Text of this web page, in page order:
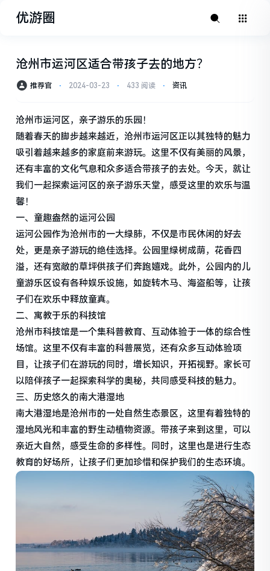
优游圈
沧州市运河区适合带孩子去的地方？
推荐官 ⋅ 2024-03-23 ⋅ 433 阅读 ⋅ 资讯
沧州市运河区，亲子游乐的乐园！
随着春天的脚步越来越近，沧州市运河区正以其独特的魅力
吸引着越来越多的家庭前来游玩。这里不仅有美丽的风景，
还有丰富的文化气息和众多适合带孩子的去处。今天，就让
我们一起探索运河区的亲子游乐天堂，感受这里的欢乐与温
馨！
一、童趣盎然的运河公园
运河公园作为沧州市的一大绿肺，不仅是市民休闲的好去
处，更是亲子游玩的绝佳选择。公园里绿树成荫，花香四
溢，还有宽敞的草坪供孩子们奔跑嬉戏。此外，公园内的儿
童游乐区设有各种娱乐设施，如旋转木马、海盗船等，让孩
子们在欢乐中释放童真。
二、寓教于乐的科技馆
沧州市科技馆是一个集科普教育、互动体验于一体的综合性
场馆。这里不仅有丰富的科普展览，还有众多互动体验项
目，让孩子们在游玩的同时，增长知识，开拓视野。家长可
以陪伴孩子一起探索科学的奥秘，共同感受科技的魅力。
三、历史悠久的南大港湿地
南大港湿地是沧州市的一处自然生态景区，这里有着独特的
湿地风光和丰富的野生动植物资源。带孩子来到这里，可以
亲近大自然，感受生命的多样性。同时，这里也是进行生态
教育的好场所，让孩子们更加珍惜和保护我们的生态环境。